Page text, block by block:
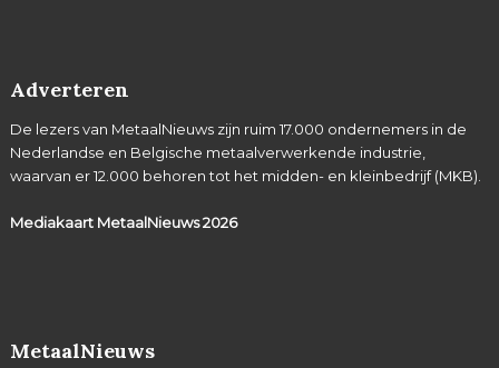
Adverteren
De lezers van MetaalNieuws zijn ruim 17.000 ondernemers in de
Nederlandse en Belgische metaalverwerkende industrie,
waarvan er 12.000 behoren tot het midden- en kleinbedrijf (MKB).
Mediakaart MetaalNieuws2026
MetaalNieuws